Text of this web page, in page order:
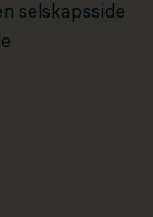
selskapsside